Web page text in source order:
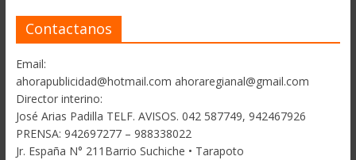
Contactanos
Email:
ahorapublicidad@hotmail.com ahoraregianal@gmail.com
Director interino:
José Arias Padilla TELF. AVISOS. 042 587749, 942467926
PRENSA: 942697277 – 988338022
Jr. España N° 211Barrio Suchiche • Tarapoto